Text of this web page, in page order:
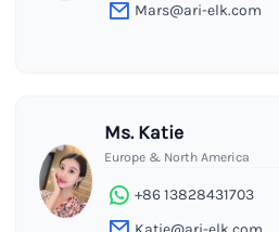
Mars@ari-elk.com
Ms. Katie
Europe & North America
+86 13828431703